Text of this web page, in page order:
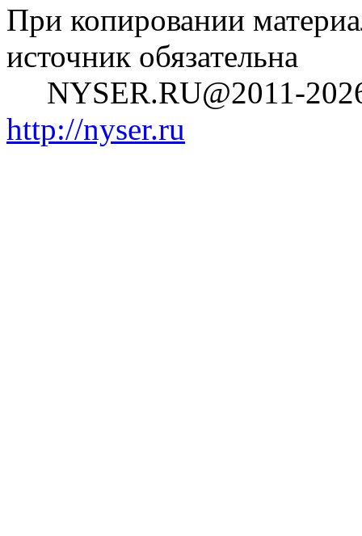
При копировании
источник обязательна
NYSER.RU@2011-
http://nyser.ru